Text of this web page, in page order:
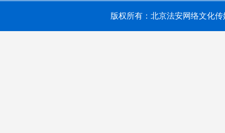
版权所有：北京法安网络文化